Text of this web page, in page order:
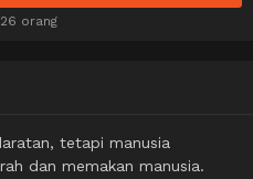
orang
tetapi manusia
dan memakan manusia.